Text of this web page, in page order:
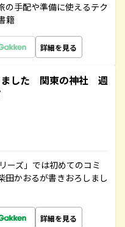
の手配や準備に使えるテク
籍
詳細を見る
ました 関東の神社 週
ーズ」では初めてのコミ
田かおるが書きおろしまし
詳細を見る